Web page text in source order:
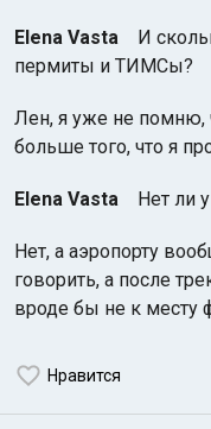
Elena Vasta И
пермиты и ТИМСы?
Лен, я уже не помню,
больше того, что я
Elena Vasta Нет ли у
Нет, а аэропорту
говорить, а после
вроде бы не к месту
Нравится